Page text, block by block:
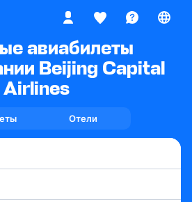
авиабилеты
Beijing Capital
Airlines
Отели